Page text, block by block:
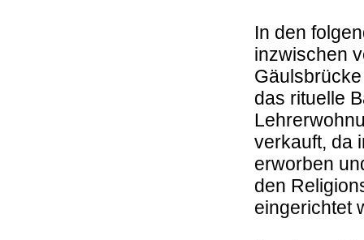
In den
inzwischen
das rituelle
verkauft, da
erworben
den
eingerichtet